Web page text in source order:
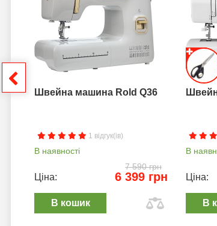
Швейна машина Rold Q36
1 відгук(ів)
В наявності
7 590 грн
Ціна: 6 399 грн
В кошик
В
Ціна:
В